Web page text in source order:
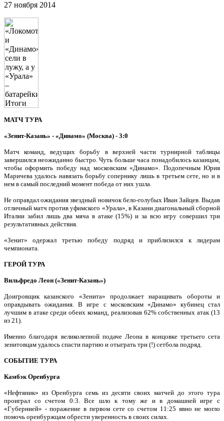
27 ноября 2014
МАТЧ ТУРА
«Зенит-Казань» - «Динамо» (Москва) - 3:0
Матч команд, ведущих борьбу в верхней части турнирной таблицы
завершился неожиданно быстро. Чуть больше часа понадобилось казанцам,
чтобы оформить победу над московским «Динамо». Подопечным Юрия
Маричева удалось навязать борьбу сопернику лишь в третьем сете, но и в
нем в самый последний момент победа от них ушла.
Не оправдал ожидания звездный новичок бело-голубых Иван Зайцев. Выдав
отличный матч против уфимского «Урала», в Казани диагональный сборной
Италии забил лишь два мяча в атаке (15%) и за всю игру совершил три
результативных действия.
«Зенит» одержал третью победу подряд и приблизился к лидерам
чемпионата.
ГЕРОЙ ТУРА
Вильфредо Леон («Зенит-Казань»)
Доигровщик казанского «Зенита» продолжает наращивать обороты и
оправдывать ожидания. В игре с московским «Динамо» кубинец стал
лучшим в атаке среди обеих команд, реализовав 62% собственных атак (13
из 21).
Именно благодаря великолепной подаче Леона в концовке третьего сета
зенитовцам удалось спасти партию и отыграть три (!) сетбола подряд.
СОБЫТИЕ ТУРА
Камбэк Оренбурга
«Нефтяник» из Оренбурга семь из десяти своих матчей до этого тура
проиграл со счетом 0:3. Все шло к тому же и в домашней игре с
«Губернией» - поражение в первом сете со счетом 11:25 явно не могло
помочь оренбуржцам обрести уверенность в своих силах.